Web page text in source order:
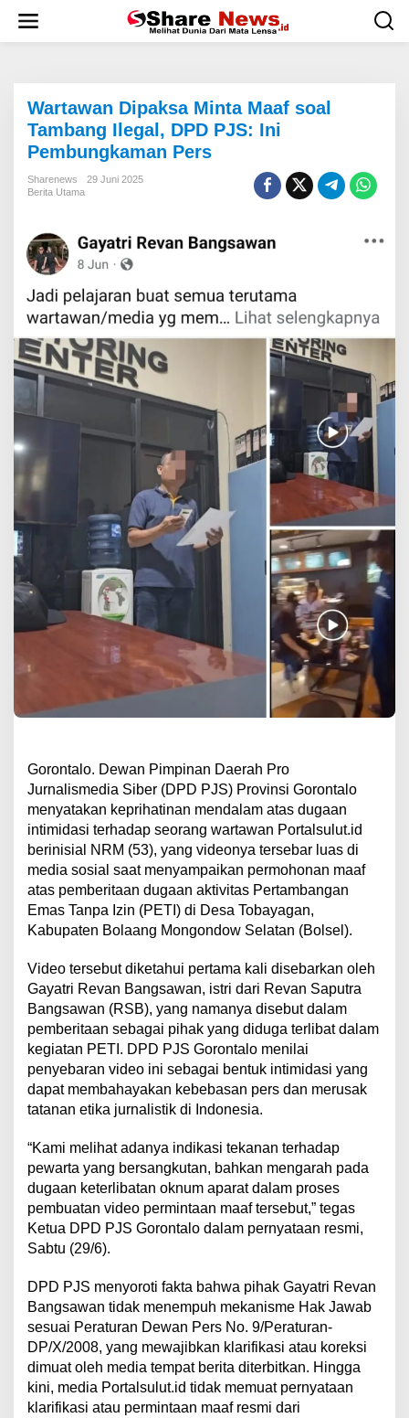
w
Wartawan Dipaksa Minta Maaf soal
Tambang Ilegal, DPD PJS: Ini
Pembungkaman Pers
Sharenews
29 Juni 2025
Berita Utama
Gorontalo. Dewan Pimpinan Daerah Pro
Jurnalismedia Siber (DPD PJS) Provinsi Gorontalo
menyatakan keprihatinan mendalam atas dugaan
intimidasi terhadap seorang wartawan Portalsulut.id
berinisial NRM (53), yang videonya tersebar luas di
media sosial saat menyampaikan permohonan maaf
atas pemberitaan dugaan aktivitas Pertambangan
Emas Tanpa Izin (PETI) di Desa Tobayagan,
Kabupaten Bolaang Mongondow Selatan (Bolsel).
Video tersebut diketahui pertama kali disebarkan oleh
Gayatri Revan Bangsawan, istri dari Revan Saputra
Bangsawan (RSB), yang namanya disebut dalam
pemberitaan sebagai pihak yang diduga terlibat dalam
kegiatan PETI. DPD PJS Gorontalo menilai
penyebaran video ini sebagai bentuk intimidasi yang
dapat membahayakan kebebasan pers dan merusak
tatanan etika jurnalistik di Indonesia.
“Kami melihat adanya indikasi tekanan terhadap
pewarta yang bersangkutan, bahkan mengarah pada
dugaan keterlibatan oknum aparat dalam proses
pembuatan video permintaan maaf tersebut,” tegas
Ketua DPD PJS Gorontalo dalam pernyataan resmi,
Sabtu (29/6).
DPD PJS menyoroti fakta bahwa pihak Gayatri Revan
Bangsawan tidak menempuh mekanisme Hak Jawab
sesuai Peraturan Dewan Pers No. 9/Peraturan-
DP/X/2008, yang mewajibkan klarifikasi atau koreksi
dimuat oleh media tempat berita diterbitkan. Hingga
kini, media Portalsulut.id tidak memuat pernyataan
klarifikasi atau permintaan maaf resmi dari